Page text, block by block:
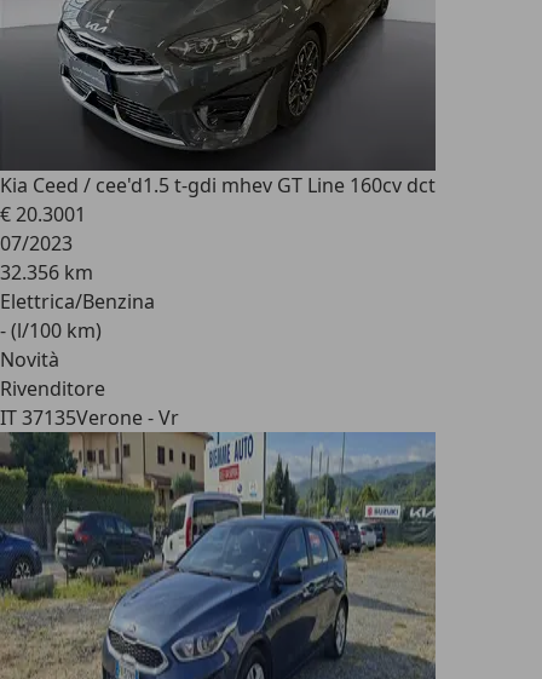
Kia Ceed / cee'd1.5 t-gdi mhev GT Line 160cv dct
€ 20.3001
07/2023
32.356 km
Elettrica/Benzina
- (l/100 km)
Novità
Rivenditore
IT 37135Verone - Vr